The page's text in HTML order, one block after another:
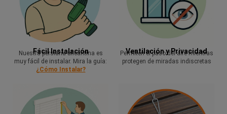
Fácil Instalación
Nuestra persiana alicantina es
muy fácil de instalar. Mira la guía:
¿Cómo Instalar?
Ventilación y Privacidad
Permiten el paso del aire mientras
protegen de miradas indiscretas